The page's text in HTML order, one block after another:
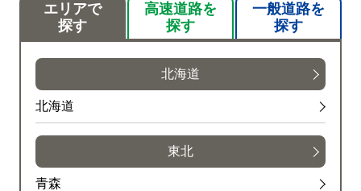
エリアで
探す
高速道路を
探す
一般道路を
探す
北海道
北海道
東北
青森